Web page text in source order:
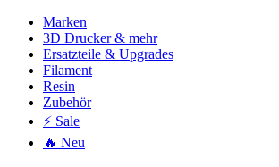
Marken
3D Drucker & mehr
Ersatzteile & Upgrades
Filament
Resin
Zubehör
⚡ Sale
🔥 Neu